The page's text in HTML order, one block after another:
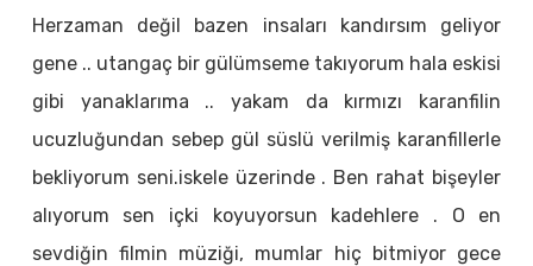
Herzaman değil bazen insaları kandırsım geliyor
gene .. utangaç bir gülümseme takıyorum hala eskisi
gibi yanaklarıma .. yakam da kırmızı karanfilin
ucuzluğundan sebep gül süslü verilmiş karanfillerle
bekliyorum seni.iskele üzerinde . Ben rahat bişeyler
alıyorum sen içki koyuyorsun kadehlere . O en
sevdiğin filmin müziği, mumlar hiç bitmiyor gece